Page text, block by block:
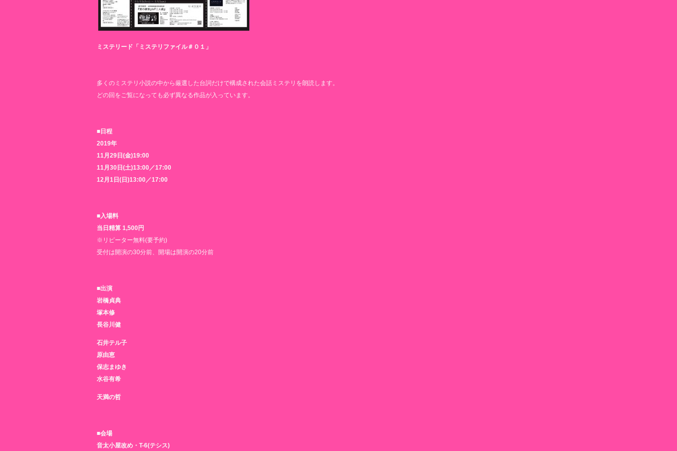
ミステリード「ミステリファイル＃０１」
多くのミステリ小説の中から厳選した台詞だけで構成された会話ミステリを朗読します。
どの回をご覧になっても必ず異なる作品が入っています。
■日程
2019年
11月29日(金)19:00
11月30日(土)13:00／17:00
12月1日(日)13:00／17:00
■入場料
当日精算 1,500円
※リピーター無料(要予約)
受付は開演の30分前、開場は開演の20分前
■出演
岩橋貞典
塚本修
長谷川健
石井テル子
原由恵
保志まゆき
水谷有希
天満の哲
■会場
音太小屋改め・T-6(テシス)